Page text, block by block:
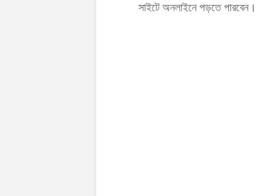
সাইটে অনলাইনে পড়তে পারবেন।